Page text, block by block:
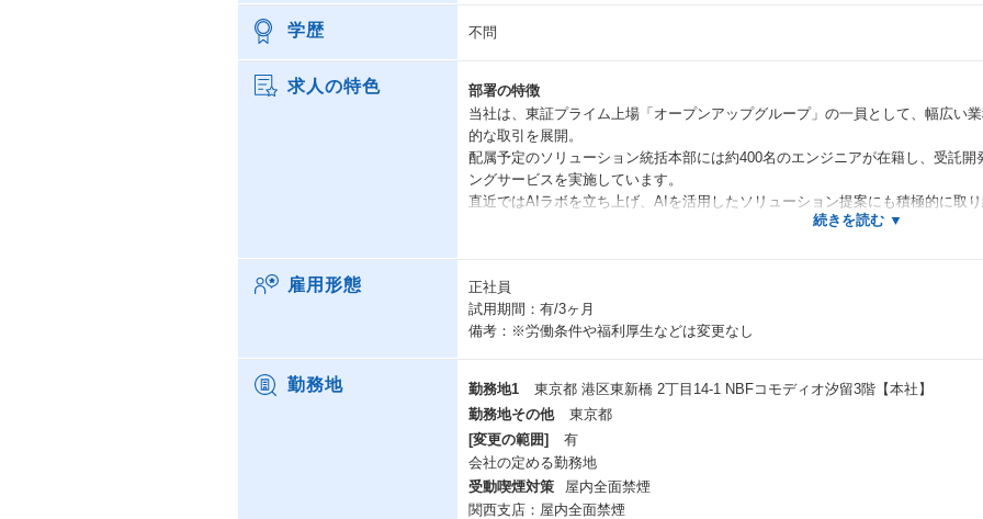
学歴 不問
求人の特色
部署の特徴
当社は、東証プライム上場「オープンアップグループ」の一員として、幅広い
的な取引を展開。
配属予定のソリューション統括本部には約400名のエンジニアが在籍し、受託
ングサービスを実施しています。
直近ではAIラボを立ち上げ、AIを活用したソリューション提案にも積極的に取
・お客様の課題を理解し、改善策を考えることにやりがいを感じる方
・AIや最新技術を学びながら、自分の市場価値を高めたい方
・業務改善や効率化に興味があり、仕組みづくりに挑戦したい方
雇用形態
正社員
試用期間：有/3ヶ月
備考：※労働条件や福利厚生などは変更なし
勤務地 勤務地1
東京都 港区東新橋 2丁目14-1 NBFコモディオ汐留3階【本社】
勤務地その他
東京都
[変更の範囲]
有
会社の定める勤務地
受動喫煙対策
屋内全面禁煙
関西支店：屋内全面禁煙